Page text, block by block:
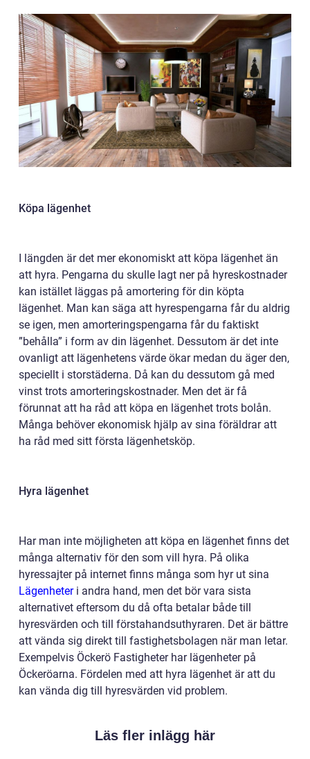
Köpa lägenhet
I längden är det mer ekonomiskt att köpa lägenhet än
att hyra. Pengarna du skulle lagt ner på hyreskostnader
kan istället läggas på amortering för din köpta
lägenhet. Man kan säga att hyrespengarna får du aldrig
se igen, men amorteringspengarna får du faktiskt
”behålla” i form av din lägenhet. Dessutom är det inte
ovanligt att lägenhetens värde ökar medan du äger den,
speciellt i storstäderna. Då kan du dessutom gå med
vinst trots amorteringskostnader. Men det är få
förunnat att ha råd att köpa en lägenhet trots bolån.
Många behöver ekonomisk hjälp av sina föräldrar att
ha råd med sitt första lägenhetsköp.
Hyra lägenhet
Har man inte möjligheten att köpa en lägenhet finns det
många alternativ för den som vill hyra. På olika
hyressajter på internet finns många som hyr ut sina
Lägenheteri andra hand, men det bör vara sista
alternativet eftersom du då ofta betalar både till
hyresvärden och till förstahandsuthyraren. Det är bättre
att vända sig direkt till fastighetsbolagen när man letar.
Exempelvis Öckerö Fastigheter har lägenheter på
Öckeröarna. Fördelen med att hyra lägenhet är att du
kan vända dig till hyresvärden vid problem.
Läs fler inlägg här